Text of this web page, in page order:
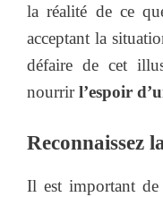
la réalité de ce
acceptant la
défaire de cet
nourrirl’espoir
Reconnaissez
Il est important de